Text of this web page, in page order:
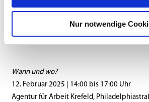
Nur notwendige
Keine Lust alleine zu kommen? Bring deine
informieren kann sich jeder oder komme
Wann und wo?
12. Februar 2025 | 14:00 bis 17:00 Uhr
Agentur für Arbeit Krefeld,